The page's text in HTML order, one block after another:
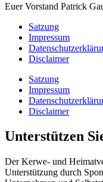
Euer Vorstand Patrick
Satzung
Impressum
Disclaimer
Satzung
Impressum
Disclaimer
Unterstützen
Der Kerwe- und
Unterstützung durch